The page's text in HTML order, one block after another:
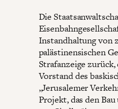
Die
Instandhaltung von
palästinensischen
Strafanzeige
Vorstand des
„Jerusalemer
Projekt, das den